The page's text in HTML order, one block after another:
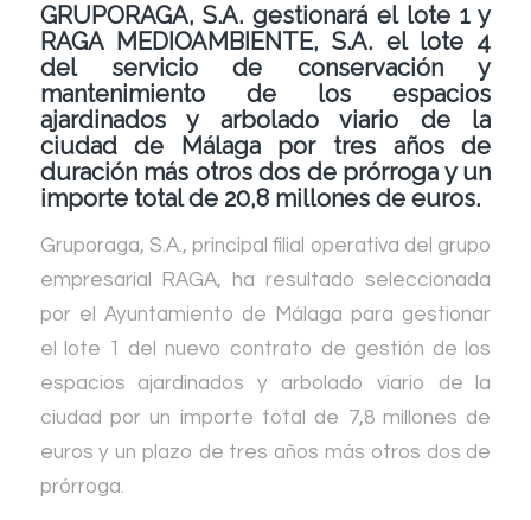
GRUPORAGA, S.A. gestionará el lote 1 y
RAGA MEDIOAMBIENTE, S.A. el lote 4
del servicio de conservación y
mantenimiento de los espacios
ajardinados y arbolado viario de la
ciudad de Málaga por tres años de
duración más otros dos de prórroga y un
importe total de 20,8 millones de euros.
Gruporaga, S.A., principal filial operativa del grupo
empresarial RAGA, ha resultado seleccionada
por el Ayuntamiento de Málaga para gestionar
el lote 1 del nuevo contrato de gestión de los
espacios ajardinados y arbolado viario de la
ciudad por un importe total de 7,8 millones de
euros y un plazo de tres años más otros dos de
prórroga.